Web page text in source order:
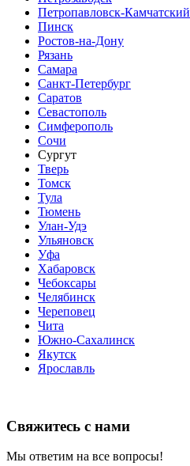
Петропавловск-Камчатский
Пинск
Ростов-на-Дону
Рязань
Самара
Санкт-Петербург
Саратов
Севастополь
Симферополь
Сочи
Сургут
Тверь
Томск
Тула
Тюмень
Улан-Удэ
Ульяновск
Уфа
Хабаровск
Чебоксары
Челябинск
Череповец
Чита
Южно-Сахалинск
Якутск
Ярославль
Свяжитесь с нами
Мы ответим на все вопросы!